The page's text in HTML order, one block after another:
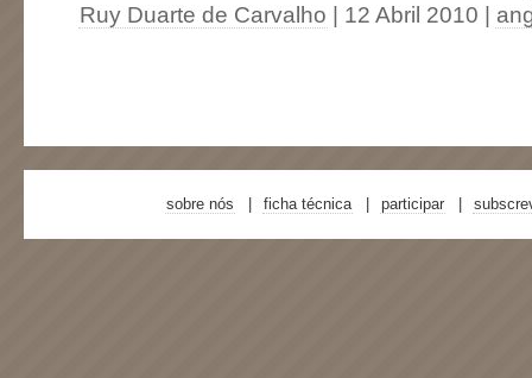
Ruy Duarte de Carvalho | 12 Abril 2010
sobre nós ficha técnica participar